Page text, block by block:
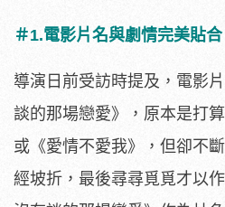
＃1.電影片名與劇情完美貼合
導演日前受訪時提及，電影
談的那場戀愛》，原本是打
或《愛情不愛我》，但卻不
經坡折，最後尋尋覓覓才以